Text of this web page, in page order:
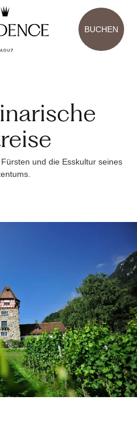
BUCHEN
und die Esskultur seines